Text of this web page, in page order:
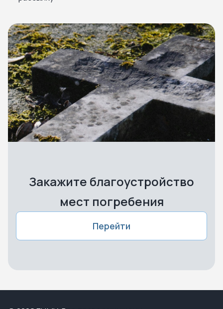
Закажите благоустройство
мест погребения
Перейти